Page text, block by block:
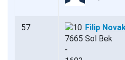
57
Filip
Sol Bek